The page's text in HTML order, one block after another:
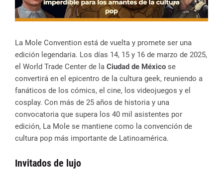
La Mole Convention está de vuelta y promete ser una
edición legendaria. Los días 14, 15 y 16 de marzo de 2025,
el World Trade Center de la Ciudad de México se
convertirá en el epicentro de la cultura geek, reuniendo a
fanáticos de los cómics, el cine, los videojuegos y el
cosplay. Con más de 25 años de historia y una
convocatoria que supera los 40 mil asistentes por
edición, La Mole se mantiene como la convención de
cultura pop más importante de Latinoamérica.
Invitados de lujo